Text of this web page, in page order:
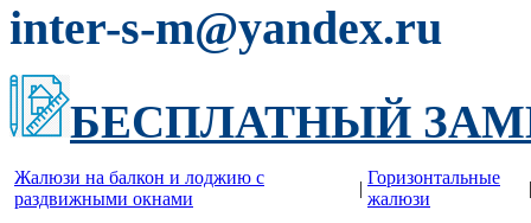
inter-s-m@yandex.ru
БЕСПЛАТНЫЙ
Жалюзи на балкон и лоджию c
раздвижными окнами
|
Горизонтальные
жалюзи
|